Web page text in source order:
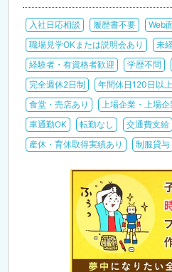
入社日応相談 履歴書不要
Web
職場見学OKまたは説明会あり
未
経験者・有資格者歓迎
学歴不問
完全週休2日制
年間休日120日以上
食堂・売店あり
上場企業・上場
車通勤OK
転勤なし 交通費支給
産休・育休取得実績あり
制服貸与